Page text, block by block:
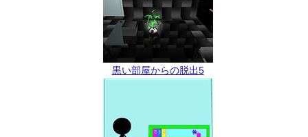
黒い部屋からの脱出5